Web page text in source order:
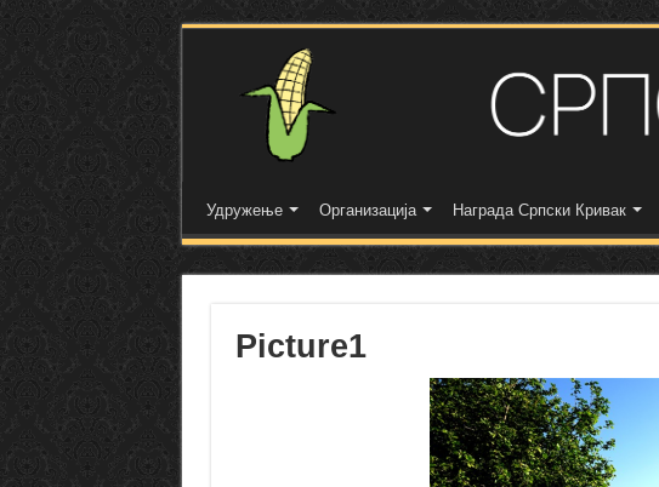
Удружење Организација Награда Српски Кривак
Picture1